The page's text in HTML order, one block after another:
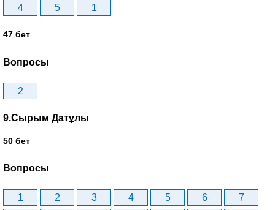
4 5 1
47 бет
Вопросы
2
9.Сырым Датұлы
50 бет
Вопросы
1 2 3 4 5 6
7